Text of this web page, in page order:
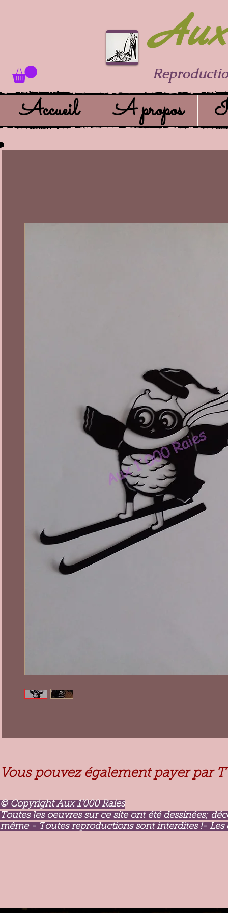
Accueil A propos
Vous pouvez également payer par
© Copyright Aux 1'000 Raies
Toutes les oeuvres sur ce site ont été dessinées;
même - T outes reproductions sont interdites !-